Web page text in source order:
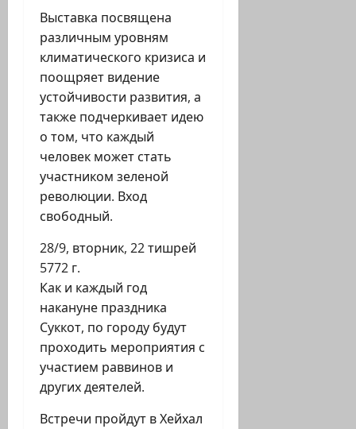
Выставка посвящена
различным уровням
климатического кризиса и
поощряет видение
устойчивости развития, а
также подчеркивает идею
о том, что каждый
человек может стать
участником зеленой
революции. Вход
свободный.
28/9, вторник, 22 тишрей
5772 г.
Как и каждый год
накануне праздника
Суккот, по городу будут
проходить мероприятия с
участием раввинов и
других деятелей.
Встречи пройдут в Хейхал